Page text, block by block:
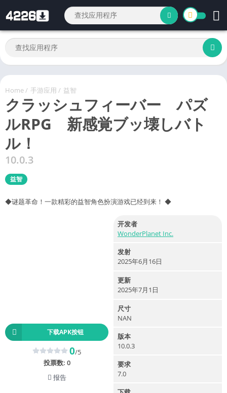
Home/ 手游应用 / 益智
クラッシュフィーバー パズ
ルRPG 新感覚ブッ壊しバト
ル！
10.0.3
益智
◆谜题革命！一款精彩的益智角色扮演游戏已经到来！ ◆
下载APK按钮
0/5
投票数: 0
报告
开发者
WonderPlanet Inc.
发射
2025年6月16日
更新
2025年7月1日
尺寸
NAN
版本
10.0.3
要求
7.0